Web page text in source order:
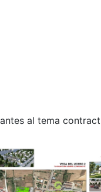
al tema